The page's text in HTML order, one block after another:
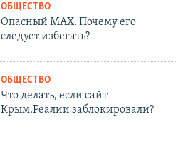
ОБЩЕСТВО
Опасный MAX. Почему его
следует избегать?
ОБЩЕСТВО
Что делать, если сайт
Крым.Реалии заблокировали?